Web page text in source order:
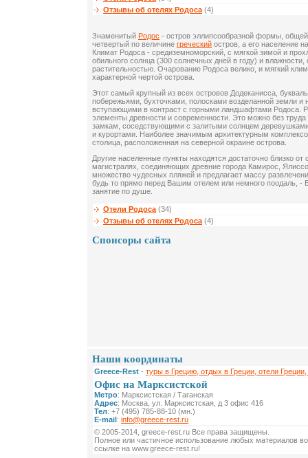
Отзывы об отелях Родоса(4)
Знаменитый Родос - остров эллипсообразной формы,
четвертый по величине греческий остров, а его население
Климат Родоса - средиземноморский, с мягкой зимой и
обильного солнца (300 солнечных дней в году) и влажности,
растительностью. Очарование Родоса велико, и мягкий
характерной чертой острова.
Этот самый крупный из всех островов Додеканисса,
побережьями, бухточками, полосками возделанной земли
вступающими в контраст с горными ландшафтами Родоса.
элементы древности и современности. Это можно без
замкам, соседствующими с залитыми солнцем
и курортами. Наиболее значимым архитектурным
столица, расположенная на северной окраине острова.
Другие населенные пункты находятся достаточно близко
магистралях, соединяющих древние города Камирос,
множество чудесных пляжей и предлагает массу
будь то прямо перед Вашим отелем или немного поодаль, -
занятие по душе.
Отели Родоса(34)
Отзывы об отелях Родоса(4)
Спонсоры сайта
Наши координаты
Greece-Rest - туры в Грецию, отдых в Греции, отели
Офис на Марксистской
Метро: Марксистская / Таганская
Адрес: Москва, ул. Марксистская, д 3 офис 416
Тел: +7 (495) 785-88-10 (мн.)
E-mail: info@greece-rest.ru
© 2005-2014, greece-rest.ru Все права защищены.
Полное или частичное использование любых материалов
ссылке на www.greece-rest.ru!